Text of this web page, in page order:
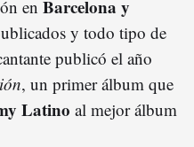
en Barcelona y
y todo tipo de
publicó el año
, un primer álbum que
Latino al mejor álbum